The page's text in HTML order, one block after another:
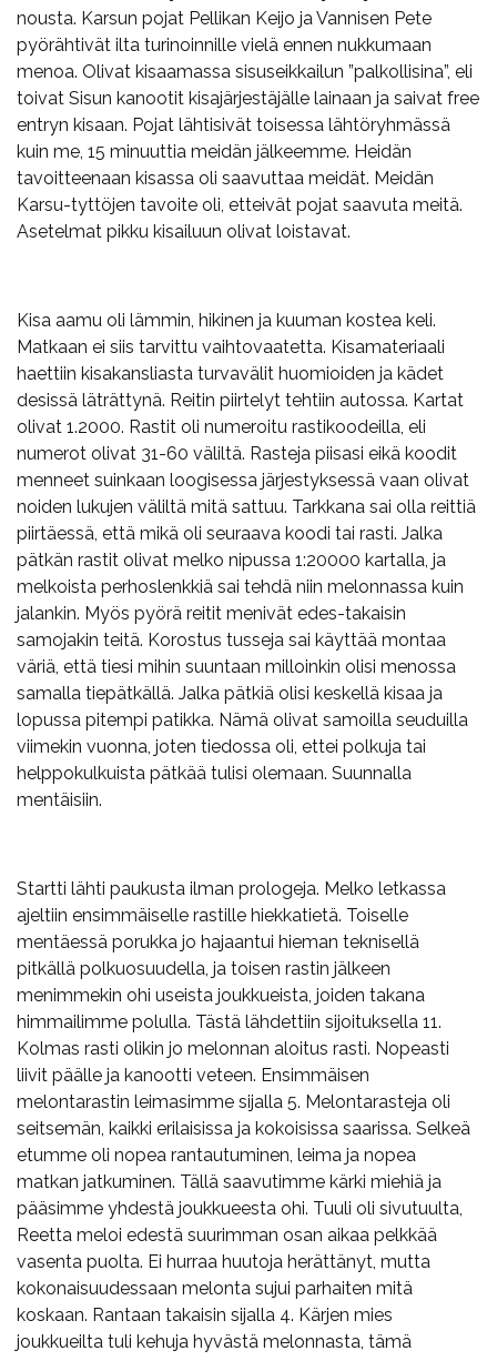
nousta. Karsun pojat Pellikan Keijo ja Vannisen Pete
pyörähtivät ilta turinoinnille vielä ennen nukkumaan
menoa. Olivat kisaamassa sisuseikkailun ”palkollisina”, eli
toivat Sisun kanootit kisajärjestäjälle lainaan ja saivat free
entryn kisaan. Pojat lähtisivät toisessa lähtöryhmässä
kuin me, 15 minuuttia meidän jälkeemme. Heidän
tavoitteenaan kisassa oli saavuttaa meidät. Meidän
Karsu-tyttöjen tavoite oli, etteivät pojat saavuta meitä.
Asetelmat pikku kisailuun olivat loistavat.
Kisa aamu oli lämmin, hikinen ja kuuman kostea keli.
Matkaan ei siis tarvittu vaihtovaatetta. Kisamateriaali
haettiin kisakansliasta turvavälit huomioiden ja kädet
desissä läträttynä. Reitin piirtelyt tehtiin autossa. Kartat
olivat 1.2000. Rastit oli numeroitu rastikoodeilla, eli
numerot olivat 31-60 väliltä. Rasteja piisasi eikä koodit
menneet suinkaan loogisessa järjestyksessä vaan olivat
noiden lukujen väliltä mitä sattuu. Tarkkana sai olla reittiä
piirtäessä, että mikä oli seuraava koodi tai rasti. Jalka
pätkän rastit olivat melko nipussa 1:20000 kartalla, ja
melkoista perhoslenkkiä sai tehdä niin melonnassa kuin
jalankin. Myös pyörä reitit menivät edes-takaisin
samojakin teitä. Korostus tusseja sai käyttää montaa
väriä, että tiesi mihin suuntaan milloinkin olisi menossa
samalla tiepätkällä. Jalka pätkiä olisi keskellä kisaa ja
lopussa pitempi patikka. Nämä olivat samoilla seuduilla
viimekin vuonna, joten tiedossa oli, ettei polkuja tai
helppokulkuista pätkää tulisi olemaan. Suunnalla
mentäisiin.
Startti lähti paukusta ilman prologeja. Melko letkassa
ajeltiin ensimmäiselle rastille hiekkatietä. Toiselle
mentäessä porukka jo hajaantui hieman teknisellä
pitkällä polkuosuudella, ja toisen rastin jälkeen
menimmekin ohi useista joukkueista, joiden takana
himmailimme polulla. Tästä lähdettiin sijoituksella 11.
Kolmas rasti olikin jo melonnan aloitus rasti. Nopeasti
liivit päälle ja kanootti veteen. Ensimmäisen
melontarastin leimasimme sijalla 5. Melontarasteja oli
seitsemän, kaikki erilaisissa ja kokoisissa saarissa. Selkeä
etumme oli nopea rantautuminen, leima ja nopea
matkan jatkuminen. Tällä saavutimme kärki miehiä ja
pääsimme yhdestä joukkueesta ohi. Tuuli oli sivutuulta,
Reetta meloi edestä suurimman osan aikaa pelkkää
vasenta puolta. Ei hurraa huutoja herättänyt, mutta
kokonaisuudessaan melonta sujui parhaiten mitä
koskaan. Rantaan takaisin sijalla 4. Kärjen mies
joukkueilta tuli kehuja hyvästä melonnasta, tämä